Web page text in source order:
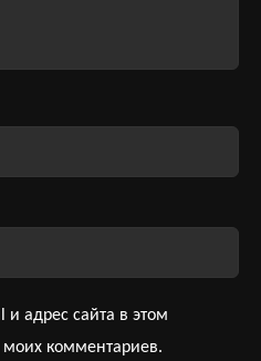
адрес сайта в этом
комментариев.